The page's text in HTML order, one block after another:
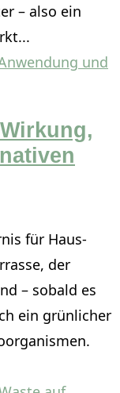
– also ein
für Haus-
der
– sobald es
ein grünlicher